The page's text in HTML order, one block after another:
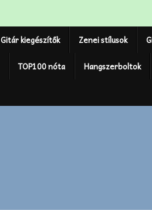
Gitár kiegészítők Zenei stílusok
TOP100 nóta Hangszerboltok